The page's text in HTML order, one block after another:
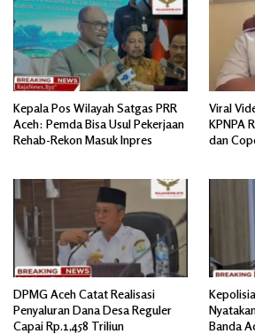
Kepala Pos Wilayah Satgas PRR
Aceh: Pemda Bisa Usul Pekerjaan
Rehab-Rekon Masuk Inpres
Viral
KPNPA
dan
DPMG Aceh Catat Realisasi
Penyaluran Dana Desa Reguler
Capai Rp.1,458 Triliun
Banda